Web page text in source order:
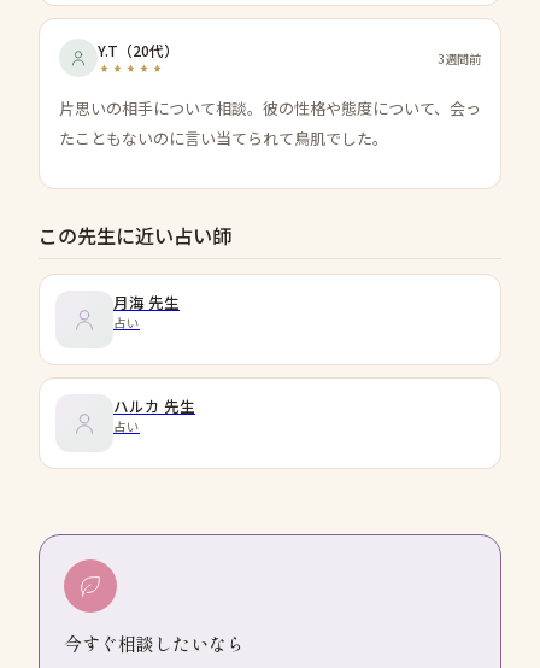
Y.T （20代） 3週間前
片思いの相手について相談。彼の性格や態度について、会っ
たこともないのに言い当てられて鳥肌でした。
この先生に近い占い師
月海 先生
占い
ハルカ 先生
占い
今すぐ相談したいなら